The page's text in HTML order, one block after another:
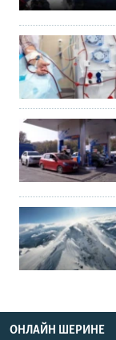
ОНЛАЙН ШЕРИНЕ